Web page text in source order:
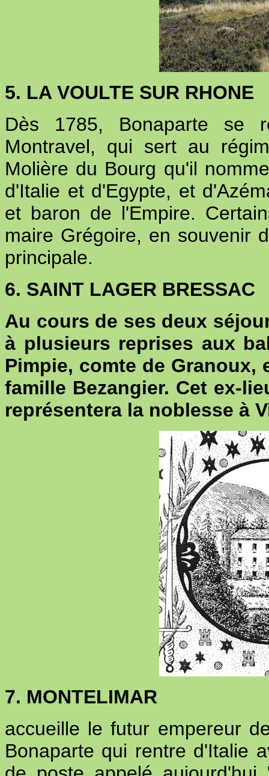
5. LA VOULTE SUR RHONE
Dès 1785, Bonaparte se
Montravel, qui sert au
Molière du Bourg qu'il
d'Italie et d'Egypte, et
et baron de l'Empire.
maire Grégoire, en souvenir
principale.
6. SAINT LAGER BRESSAC
Au cours de ses deux
à plusieurs reprises aux
Pimpie, comte de Granoux,
famille Bezangier. Cet ex-
représentera la noblesse à
7. MONTELIMAR
accueille le futur empereur
Bonaparte qui rentre d'Italie